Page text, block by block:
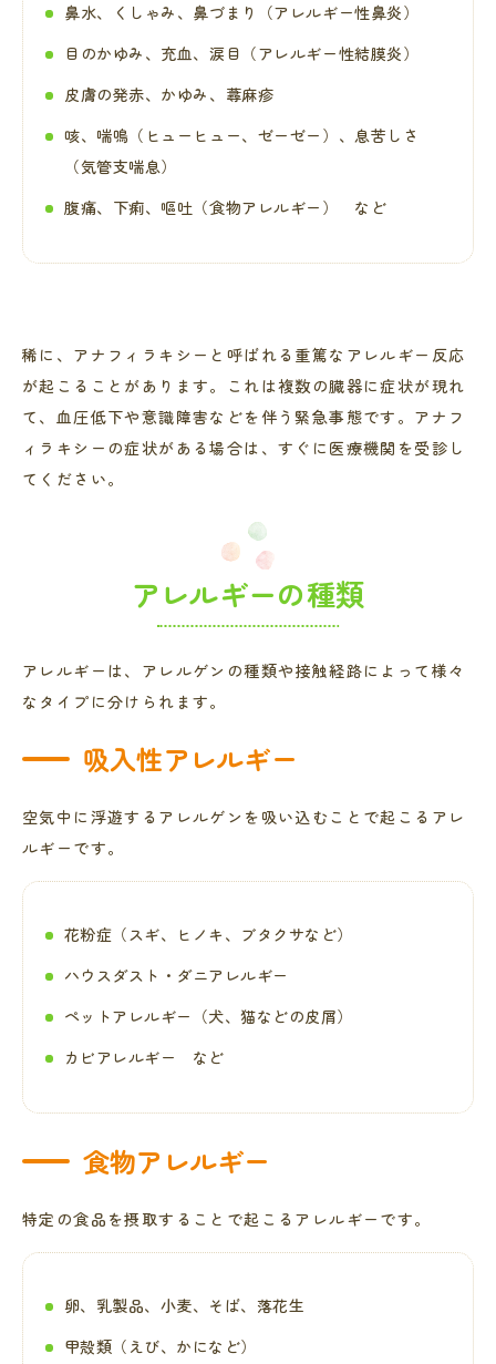
鼻水、くしゃみ、鼻づまり（アレルギー性鼻炎）
目のかゆみ、充血、涙目（アレルギー性結膜炎）
皮膚の発赤、かゆみ、蕁麻疹
咳、喘鳴（ヒューヒュー、ゼーゼー）、息苦しさ
（気管支喘息）
腹痛、下痢、嘔吐（食物アレルギー） など
稀に、アナフィラキシーと呼ばれる重篤なアレルギー反応
が起こることがあります。これは複数の臓器に症状が現れ
て、血圧低下や意識障害などを伴う緊急事態です。アナフ
ィラキシーの症状がある場合は、すぐに医療機関を受診し
てください。
アレルギーの種類
アレルギーは、アレルゲンの種類や接触経路によって様々
なタイプに分けられます。
吸入性アレルギー
空気中に浮遊するアレルゲンを吸い込むことで起こるアレ
ルギーです。
花粉症（スギ、ヒノキ、ブタクサなど）
ハウスダスト・ダニアレルギー
ペットアレルギー（犬、猫などの皮屑）
カビアレルギー など
食物アレルギー
特定の食品を摂取することで起こるアレルギーです。
卵、乳製品、小麦、そば、落花生
甲殻類（えび、かになど）